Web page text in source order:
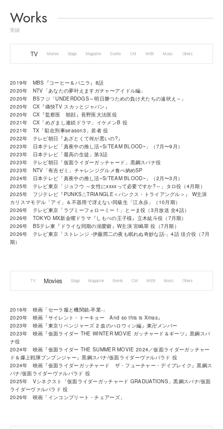
Works
実績
TV Movies Stage Magazine Events CM WEB Music Others
2019年 MBS『コーヒー＆バニラ』8話
2020年 NTV「あなたの夢叶えますガチャ〜アイドル編」
2020年 BSフジ「UNDERDOGS～明日勝つための負け犬たちの遠吠え～」
2020年 CX『痛快TV スカッとジャパン』
2020年 CX『監察医 朝顔』長野医大法医役
2021年 CX「めざまし連続ドラマ」イケメンB 役
2021年 TX「駐在刑事season3」若者 役
2022年 テレビ朝日『あざとくて何が悪いの?』
2023年 日本テレビ「真夜中の推し活~S/TEAM BLOOD~」（7月〜9月）
2023年 日本テレビ「最高の生徒」第3話
2023年 テレビ朝日「仮面ライダーガッチャード」黒鋼スパナ役
2023年 NTV「有吉ゼミ」チャレンジグルメ食べ納めSP
2024年 日本テレビ「真夜中の推し活~S/TEAM BLOOD~」（2月〜3月）
2025年 テレビ東京「ジョフウ ～女性にxxxxって必要ですか?～」タロ役（4月期）
2025年 フジテレビ『PUNKS△TRIANGLE＜パンクス・トライアングル＞』 W主演
カリスマモデル「アイ」＆不器用で冴えない同級生「江永歩」（10月期）
2026年 テレビ東京「ラブミーフォローミー！」とーま役（3月放送 全4話）
2026年 TOKYO MX新金曜ドラマ『しもべの王子様』立木紘斗役（7月期）
2026年 BSテレ東『ドライな同期の溺愛癖』W主演 宮嶋翠 役（7月期）
2026年 テレビ東京「ストレンジ -伊藤潤二の夜も眠れぬ奇妙な話-」4話 佳介役（7月
期）
TV Movies Stage Magazine Events CM WEB Music Others
2016年 映画「セーラ服と機関銃-卒業-」
2020年 映画『サイレント・トーキョー And so this is Xmas』
2023年 映画『東京リベンジャーズ 2 血のハロウィン編』東卍メンバー
2023年 映画『仮面ライダー THE WINTER MOVIE ガッチャード＆ギーツ』黒鋼スパ
ナ役
2024年 映画『仮面ライダー THE SUMMER MOVIE 2024／仮面ライダーガッチャー
ド＆爆上戦隊ブンブンジャー』黒鋼スパナ/仮面ライダーヴァルバラド 役
2024年 映画『仮面ライダーガッチャード ザ・フューチャー・デイブレイク』黒鋼ス
パナ/仮面ライダーヴァルバラド 役
2025年 Vシネクスト「仮面ライダーガッチャード GRADUATIONS」黒鋼スパナ/仮面
ライダーヴァルバラド 役
2026年 映画「インコンプリート・チェアーズ」